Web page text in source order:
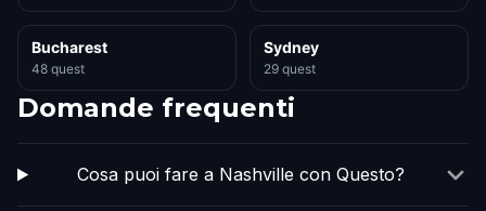
Bucharest
48 quest
Sydney
29 quest
Domande frequenti
Cosa puoi fare a Nashville con Questo?